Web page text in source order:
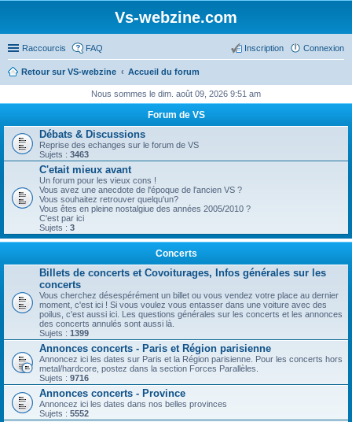
Vs-webzine.com
Raccourcis FAQ Connexion
Inscription
Retour sur VS-webzine Accueil du forum
Nous sommes le dim. août 09, 2026 9:51 am
Forum de VS
Débats & Discussions
Reprise des echanges sur le forum de VS
Sujets : 3463
C'etait mieux avant
Un forum pour les vieux cons !
Vous avez une anecdote de l'époque de l'ancien VS ?
Vous souhaitez retrouver quelqu'un?
Vous êtes en pleine nostalgiue des années 2005/2010 ?
C'est par ici
Sujets : 3
Concerts
Billets de concerts et Covoiturages, Infos générales sur les
concerts
Vous cherchez désespérément un billet ou vous vendez votre place au dernier
moment, c'est ici ! Si vous voulez vous entasser dans une voiture avec des
poilus, c'est aussi ici. Les questions générales sur les concerts et les annonces
des concerts annulés sont aussi là.
Sujets : 1399
Annonces concerts - Paris et Région parisienne
Annoncez ici les dates sur Paris et la Région parisienne. Pour les concerts hors
metal/hardcore, postez dans la section Forces Parallèles.
Sujets : 9716
Annonces concerts - Province
Annoncez ici les dates dans nos belles provinces
Sujets : 5552